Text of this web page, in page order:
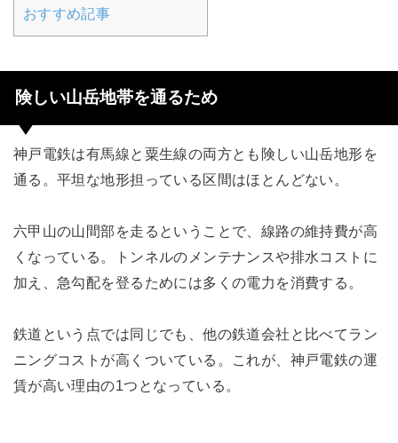
おすすめ記事
険しい山岳地帯を通るため
神戸電鉄は有馬線と粟生線の両方とも険しい山岳地形を
通る。平坦な地形担っている区間はほとんどない。
六甲山の山間部を走るということで、線路の維持費が高
くなっている。トンネルのメンテナンスや排水コストに
加え、急勾配を登るためには多くの電力を消費する。
鉄道という点では同じでも、他の鉄道会社と比べてラン
ニングコストが高くついている。これが、神戸電鉄の運
賃が高い理由の1つとなっている。